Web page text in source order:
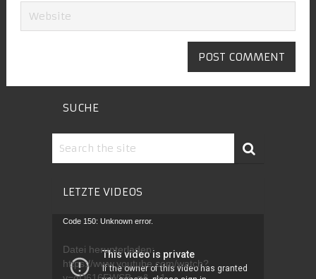
SUCHE
LETZTE VIDEOS
Video-
Code 150: Unknown error.
Datei herunterladen:
https://www.youtube.com/watch?